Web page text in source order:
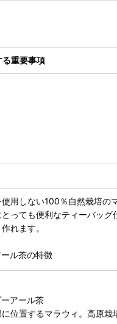
重要事項
用しない100％自然栽培の
っても便利なティーバッグ
れます。
ル茶の特徴
アール茶
位置するマラウィ。高原